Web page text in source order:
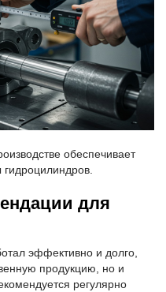
обеспечивает
гидроцилиндров.
для
эффективно и долго,
продукцию, но и
регулярно